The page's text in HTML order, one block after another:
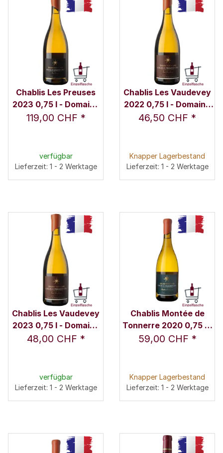
Chablis Les Preuses
2023 0,75 l - Domaine
Julien Brocard
119,00 CHF *
verfügbar
Lieferzeit: 1 - 2 Werktage
Chablis Les Vaudevey
2022 0,75 l - Domaine
Julien Brocard
46,50 CHF *
Knapper Lagerbestand
Lieferzeit: 1 - 2 Werktage
Chablis Les Vaudevey
2023 0,75 l - Domaine
Julien Brocard
48,00 CHF *
verfügbar
Lieferzeit: 1 - 2 Werktage
Chablis Montée de
Tonnerre 2020 0,75 l -
Domaine Julien
59,00 CHF *
Knapper Lagerbestand
Lieferzeit: 1 - 2 Werktage